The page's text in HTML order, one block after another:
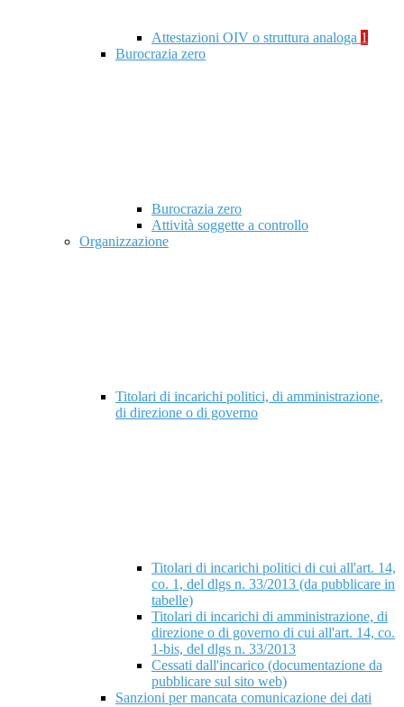
Attestazioni OIV o struttura analoga 1
Burocrazia zero
Burocrazia zero
Attività soggette a controllo
Organizzazione
Titolari di incarichi politici, di amministrazione,
di direzione o di governo
Titolari di incarichi politici di cui all'art. 14,
co. 1, del dlgs n. 33/2013 (da pubblicare in
tabelle)
Titolari di incarichi di amministrazione, di
direzione o di governo di cui all'art. 14, co.
1-bis, del dlgs n. 33/2013
Cessati dall'incarico (documentazione da
pubblicare sul sito web)
Sanzioni per mancata comunicazione dei dati